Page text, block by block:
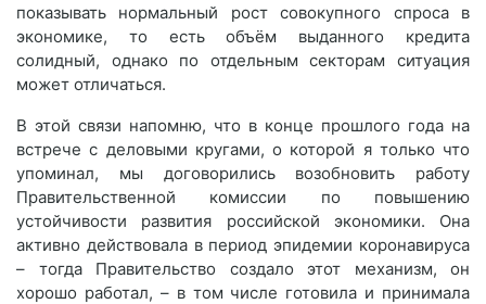
показывать нормальный рост совокупного спроса в
экономике, то есть объём выданного кредита
солидный, однако по отдельным секторам ситуация
может отличаться.
В этой связи напомню, что в конце прошлого года на
встрече с деловыми кругами, о которой я только что
упоминал, мы договорились возобновить работу
Правительственной комиссии по повышению
устойчивости развития российской экономики. Она
активно действовала в период эпидемии коронавируса
– тогда Правительство создало этот механизм, он
хорошо работал, – в том числе готовила и принимала